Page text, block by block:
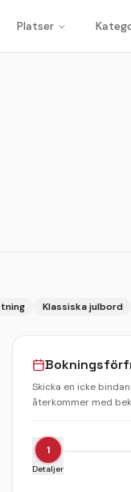
Platser
Klassiska julbord
Skicka en icke
återkommer med
1
Detaljer